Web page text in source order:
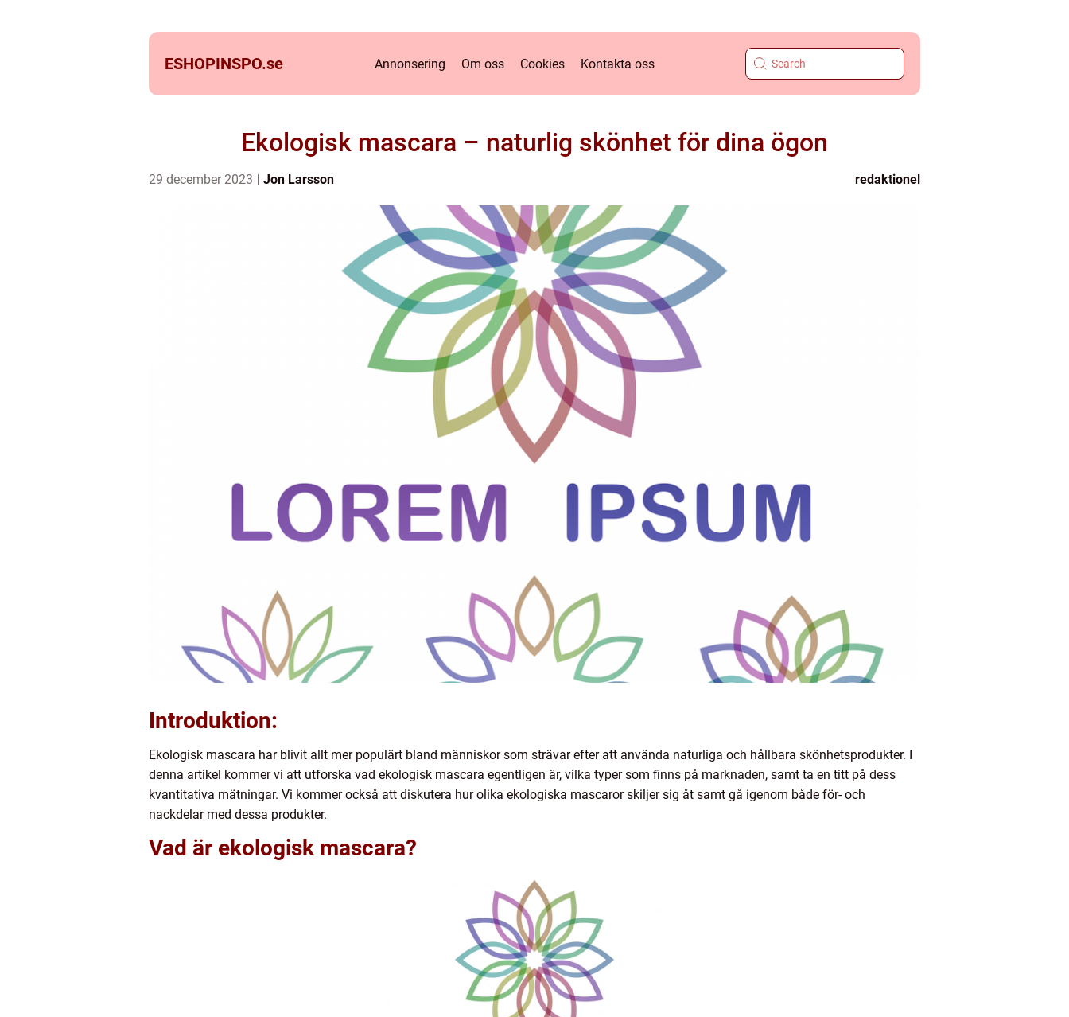
ESHOPINSPO.se Annonsering Om oss Cookies Kontakta oss
Ekologisk mascara – naturlig skönhet för dina ögon
29 december 2023 Jon Larsson redaktionel
Introduktion:
Ekologisk mascara har blivit allt mer populärt bland människor som strävar efter att använda naturliga och hållbara skönhetsprodukter. I
denna artikel kommer vi att utforska vad ekologisk mascara egentligen är, vilka typer som finns på marknaden, samt ta en titt på dess
kvantitativa mätningar. Vi kommer också att diskutera hur olika ekologiska mascaror skiljer sig åt samt gå igenom både för- och
nackdelar med dessa produkter.
Vad är ekologisk mascara?